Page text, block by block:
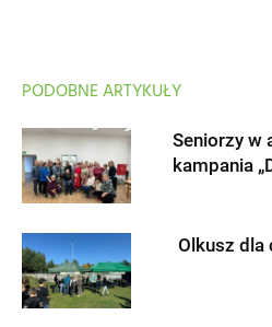
PODOBNE ARTYKUŁY
Seniorzy w
kampania
Olkusz dla